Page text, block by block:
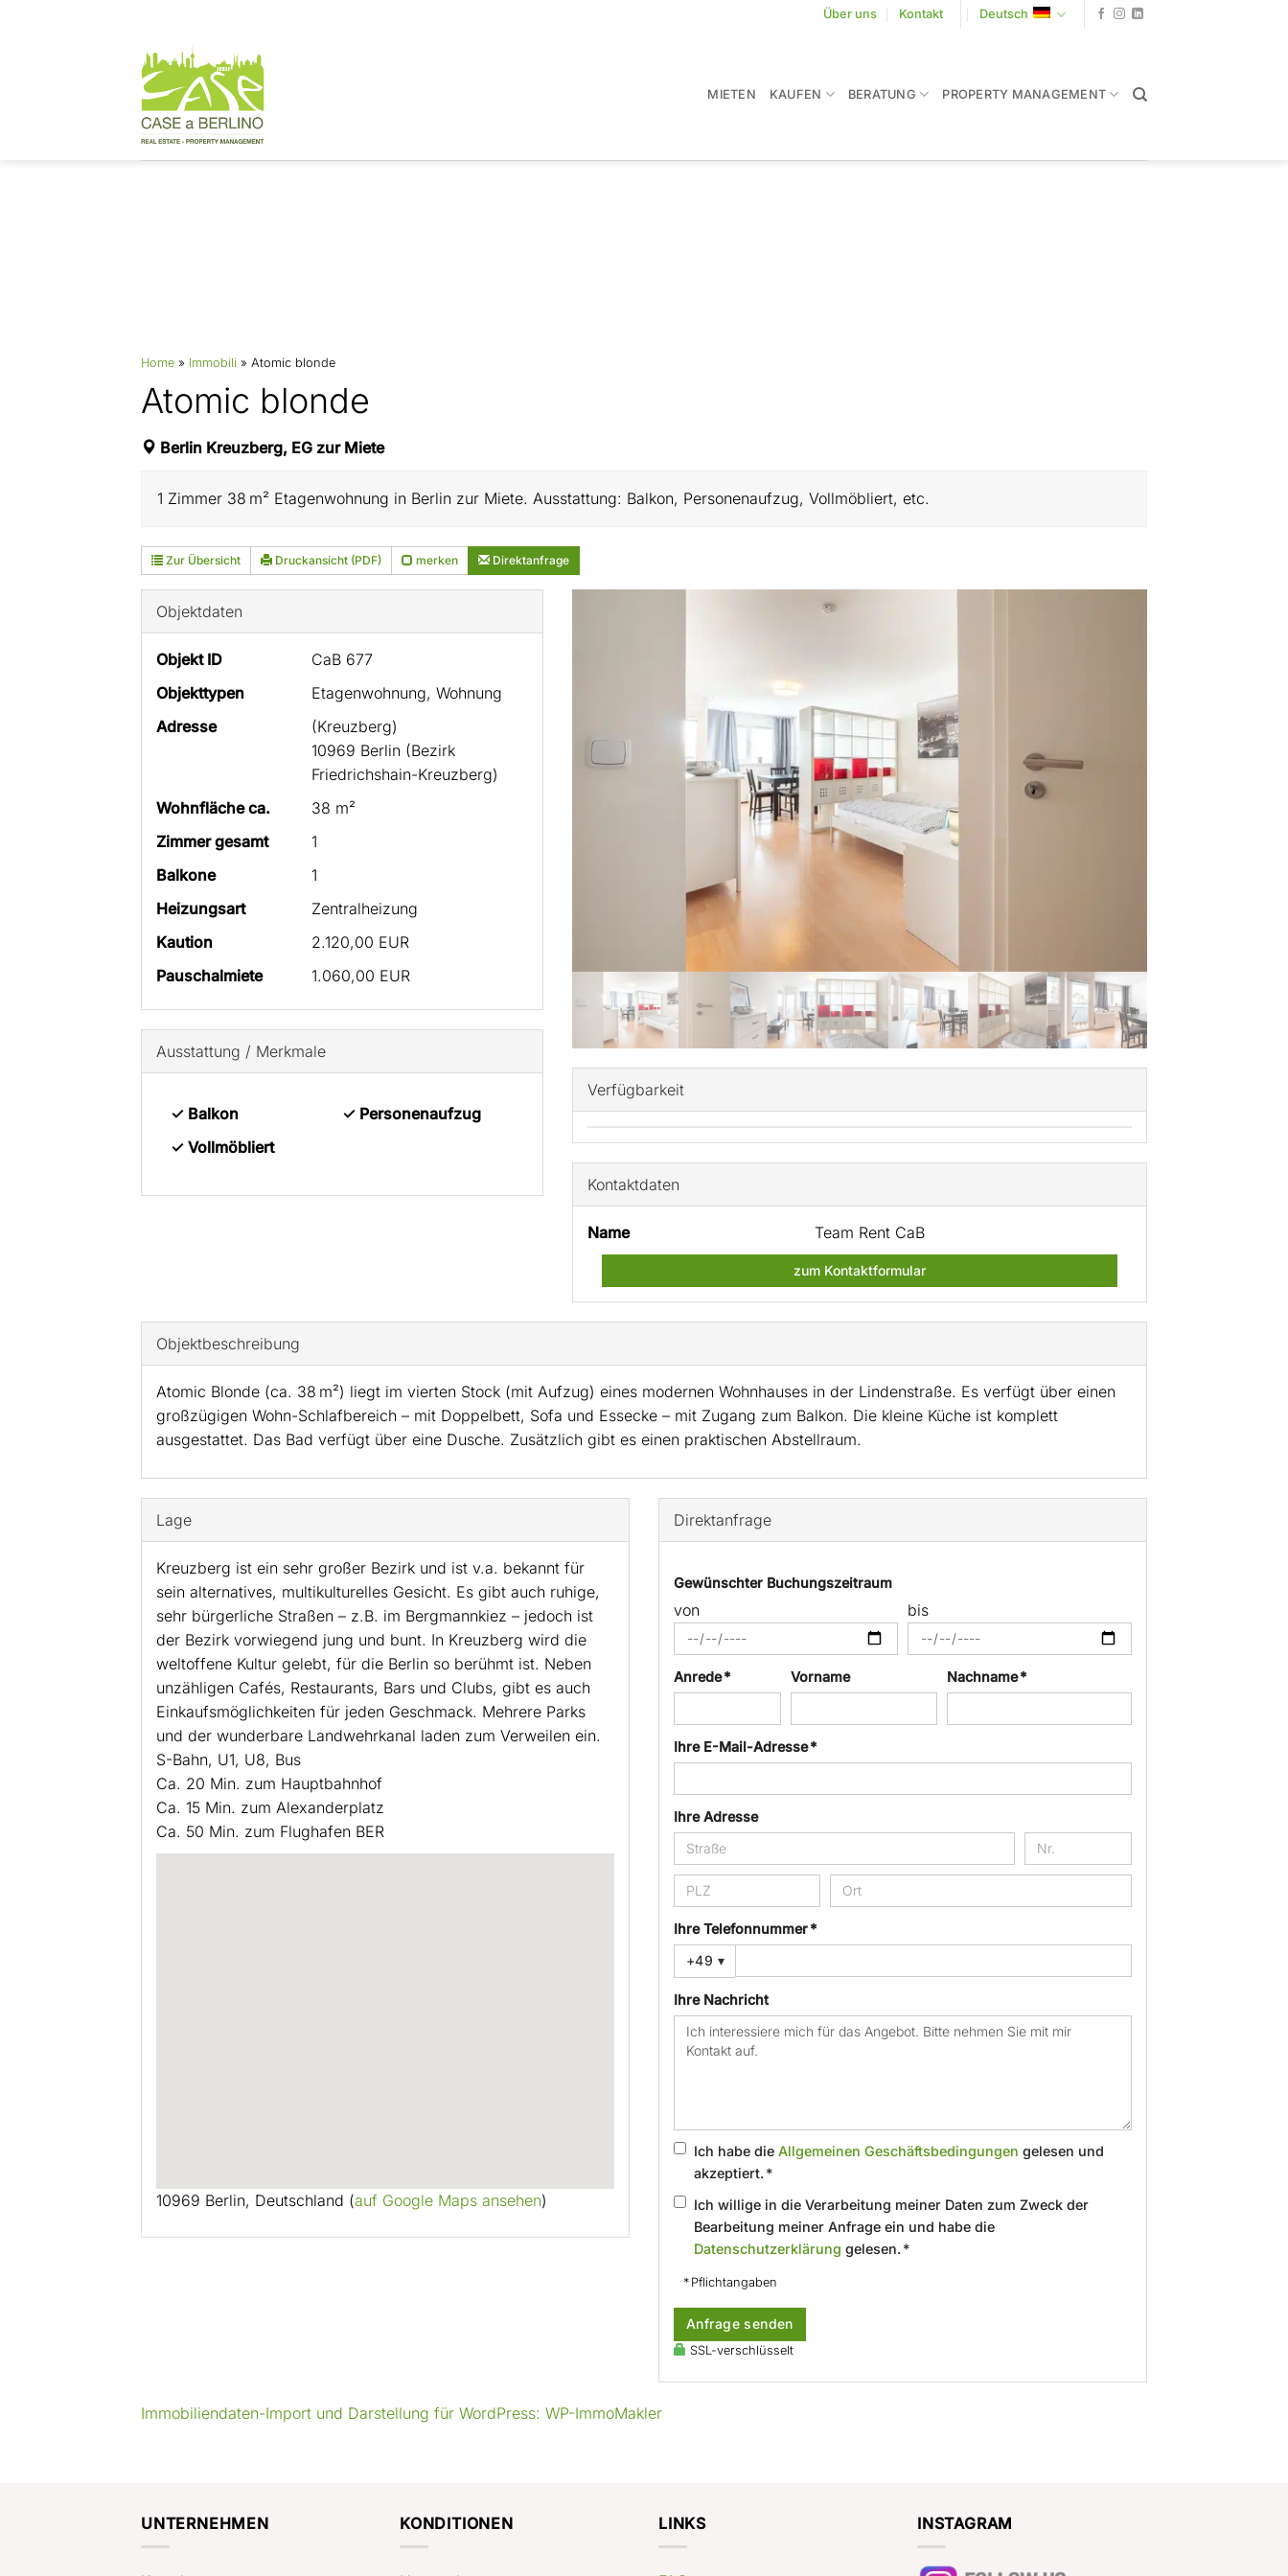
Über uns Kontakt Deutsch
MIETEN KAUFEN BERATUNG PROPERTY MANAGEMENT
Home » Immobili » Atomic blonde
Atomic blonde
Berlin Kreuzberg, EG zur Miete
1 Zimmer 38 m² Etagenwohnung in Berlin zur Miete. Ausstattung: Balkon, Personenaufzug, Vollmöbliert, etc.
Zur Übersicht Druckansicht (PDF) merken Direktanfrage
Verfügbarkeit
Kontaktdaten
Name Team Rent CaB
zum Kontaktformular
Objektdaten
Objekt ID
CaB 677
Objekttypen
Etagenwohnung, Wohnung
Adresse
(Kreuzberg)
10969 Berlin (Bezirk
Friedrichshain-Kreuzberg)
Wohnfläche ca.
38 m²
Zimmer gesamt
1
Balkone
1
Heizungsart
Zentralheizung
Kaution
2.120,00 EUR
Pauschalmiete
1.060,00 EUR
Ausstattung / Merkmale
✓ Balkon
✓ Personenaufzug
✓ Vollmöbliert
Objekt­beschreibung
Atomic Blonde (ca. 38 m²) liegt im vierten Stock (mit Aufzug) eines modernen Wohnhauses in der Lindenstraße. Es verfügt über einen
großzügigen Wohn-Schlafbereich – mit Doppelbett, Sofa und Essecke – mit Zugang zum Balkon. Die kleine Küche ist komplett
ausgestattet. Das Bad verfügt über eine Dusche. Zusätzlich gibt es einen praktischen Abstellraum.
Lage
Kreuzberg ist ein sehr großer Bezirk und ist v.a. bekannt für
sein alternatives, multikulturelles Gesicht. Es gibt auch ruhige,
sehr bürgerliche Straßen – z.B. im Bergmannkiez – jedoch ist
der Bezirk vorwiegend jung und bunt. In Kreuzberg wird die
weltoffene Kultur gelebt, für die Berlin so berühmt ist. Neben
unzähligen Cafés, Restaurants, Bars und Clubs, gibt es auch
Einkaufsmöglichkeiten für jeden Geschmack. Mehrere Parks
und der wunderbare Landwehrkanal laden zum Verweilen ein.
S-Bahn, U1, U8, Bus
Ca. 20 Min. zum Hauptbahnhof
Ca. 15 Min. zum Alexanderplatz
Ca. 50 Min. zum Flughafen BER
10969 Berlin, Deutschland (auf Google Maps ansehen)
Direktanfrage
Gewünschter Buchungszeitraum
von bis
Anrede * Vorname Nachname *
Ihre E-Mail-Adresse *
Ihre Adresse
Ihre Telefonnummer *
+49 ▾
Ihre Nachricht
Ich habe die Allgemeinen Geschäftsbedingungen gelesen und
akzeptiert. *
Ich willige in die Verarbeitung meiner Daten zum Zweck der
Bearbeitung meiner Anfrage ein und habe die
Datenschutzerklärung gelesen. *
* Pflichtangaben
Anfrage senden
SSL-verschlüsselt
Immobiliendaten-Import und Darstellung für WordPress: WP-ImmoMakler
UNTERNEHMEN KONDITIONEN LINKS INSTAGRAM